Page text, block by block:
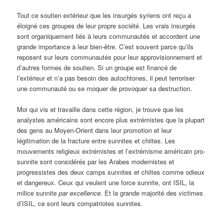
Tout ce soutien extérieur que les insurgés syriens ont reçu a
éloigné ces groupes de leur propre société. Les vrais insurgés
sont organiquement liés à leurs communautés et accordent une
grande importance à leur bien-être. C’est souvent parce qu’ils
reposent sur leurs communautés pour leur approvisionnement et
d’autres formes de soutien. Si un groupe est financé de
l’extérieur et n’a pas besoin des autochtones, il peut terroriser
une communauté ou se moquer de provoquer sa destruction.
Moi qui vis et travaille dans cette région, je trouve que les
analystes américains sont encore plus extrémistes que la plupart
des gens au Moyen-Orient dans leur promotion et leur
légitimation de la fracture entre sunnites et chiites. Les
mouvements religieux extrémistes et l’extrémisme américain pro-
sunnite sont considérés par les Arabes modernistes et
progressistes des deux camps sunnites et chiites comme odieux
et dangereux. Ceux qui veulent une force sunnite, ont ISIL, la
milice sunnitepar excellence. Et la grande majorité des victimes
d’ISIL, ce sont leurs compatriotes sunnites.